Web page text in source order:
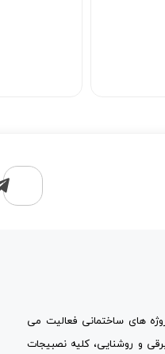
های ساختمانی فعالیت می
و روشنایی، کلیه نصبیجات